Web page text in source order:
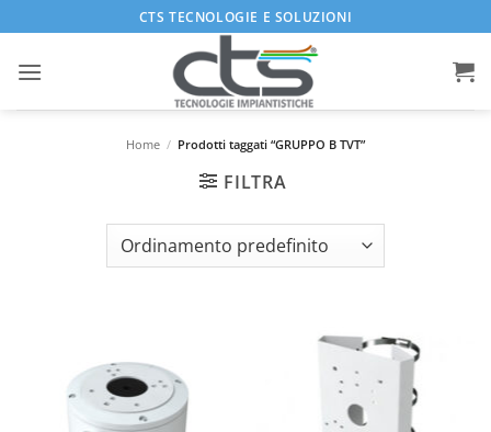
ai
contenuti
CTS TECNOLOGIE E SOLUZIONI
Home / Prodotti taggati “GRUPPO B TVT”
FILTRA